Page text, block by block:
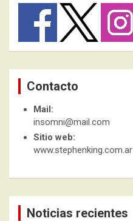
Contacto
Mail:
insomni@mail.com
Sitio web:
www.stephenking.com.ar
Noticias recientes